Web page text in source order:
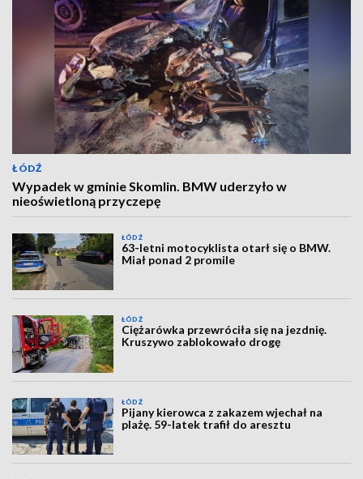
ŁÓDŹ
Wypadek w gminie Skomlin. BMW uderzyło w
nieoświetloną przyczepę
ŁÓDŹ
63-letni motocyklista otarł się o BMW.
Miał ponad 2 promile
ŁÓDŹ
Ciężarówka przewróciła się na jezdnię.
Kruszywo zablokowało drogę
ŁÓDŹ
Pijany kierowca z zakazem wjechał na
plażę. 59-latek trafił do aresztu